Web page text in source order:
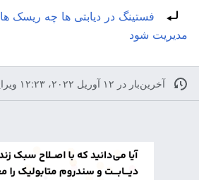
تغییرمسیر به:فستینگ در دیابتی ها چه ریسک
مدیریت شود
آخرین‌بار در ‏۱۲ آوریل ۲۰۲۲، ‏۱۲:۲۳ ویرایش شده است